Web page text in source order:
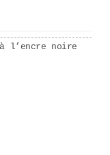
l’encre noire